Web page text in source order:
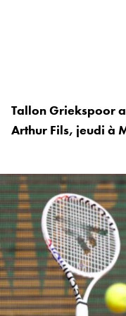
Tallon Griekspoor
Arthur Fils, jeudi à